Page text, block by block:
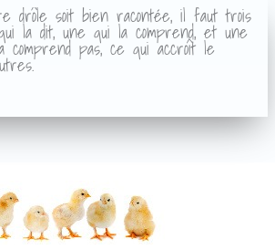
drôle soit bien racontée, il faut trois
la dit, une qui la comprend, et une
comprend pas, ce qui accroît le